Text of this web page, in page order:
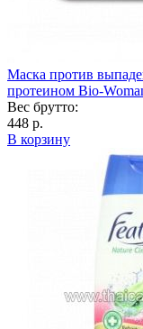
Маска против
протеином Bio-
Вес брутто:
448 р.
В корзину